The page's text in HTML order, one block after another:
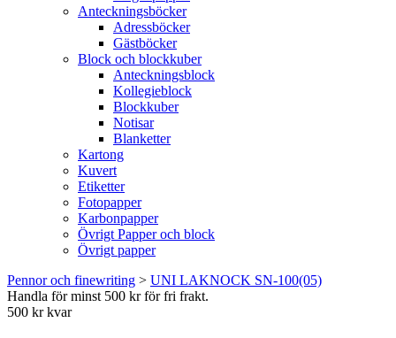
Anteckningsböcker
Adressböcker
Gästböcker
Block och blockkuber
Anteckningsblock
Kollegieblock
Blockkuber
Notisar
Blanketter
Kartong
Kuvert
Etiketter
Fotopapper
Karbonpapper
Övrigt Papper och block
Övrigt papper
Pennor och finewriting > UNI LAKNOCK SN-100(05)
Handla för minst 500 kr för fri frakt.
500 kr kvar